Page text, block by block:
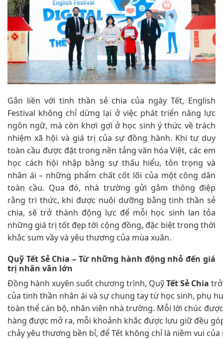
Gắn liền với tinh thần sẻ chia của ngày Tết, English
Festival không chỉ dừng lại ở việc phát triển năng lực
ngôn ngữ, mà còn khơi gợi ở học sinh ý thức về trách
nhiệm xã hội và giá trị của sự đồng hành. Khi tư duy
toàn cầu được đặt trong nền tảng văn hóa Việt, các em
học cách hội nhập bằng sự thấu hiểu, tôn trọng và
nhân ái – những phẩm chất cốt lõi của một công dân
toàn cầu. Qua đó, nhà trường gửi gắm thông điệp
rằng tri thức, khi được nuôi dưỡng bằng tinh thần sẻ
chia, sẽ trở thành động lực để mỗi học sinh lan tỏa
những giá trị tốt đẹp tới cộng đồng, đặc biệt trong thời
khắc sum vầy và yêu thương của mùa xuân.
Quỹ Tết Sẻ Chia – Từ những hành động nhỏ đến giá
trị nhân văn lớn
Đồng hành xuyên suốt chương trình, QuỹTết Sẻ Chia
của tinh thần nhân ái và sự chung tay từ học sinh, phụ
toàn thể cán bộ, nhân viên nhà trường. Mỗi lời chúc
hàng được mở ra, mỗi khoảnh khắc được lưu giữ đều
chảy yêu thương bền bỉ, để Tết không chỉ là niềm vui